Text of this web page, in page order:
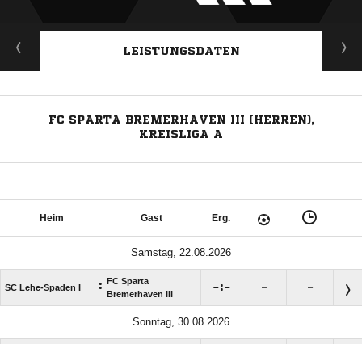
LEISTUNGSDATEN
FC SPARTA BREMERHAVEN III (HERREN),
KREISLIGA A
Heim Gast Erg.
Samstag, 22.08.2026
SC Lehe-Spaden I : FC Sparta
Bremerhaven III
: – –
Sonntag, 30.08.2026